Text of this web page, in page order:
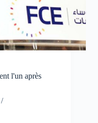
l'un après